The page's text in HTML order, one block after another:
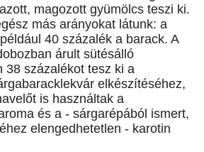
magozott gyümölcs teszi ki.
más arányokat látunk: a
40 százalék a barack. A
árult sütésálló
38 százalékot tesz ki a
elkészítéséhez,
is használtak a
és a - sárgarépából ismert,
elengedhetetlen - karotin